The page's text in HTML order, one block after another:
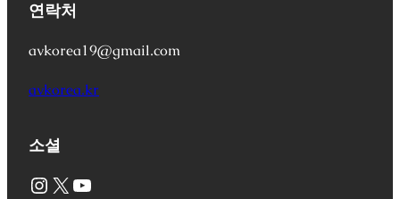
연락처
avkorea19@gmail.com
avkorea.kr
소셜
Instagram X YouTube